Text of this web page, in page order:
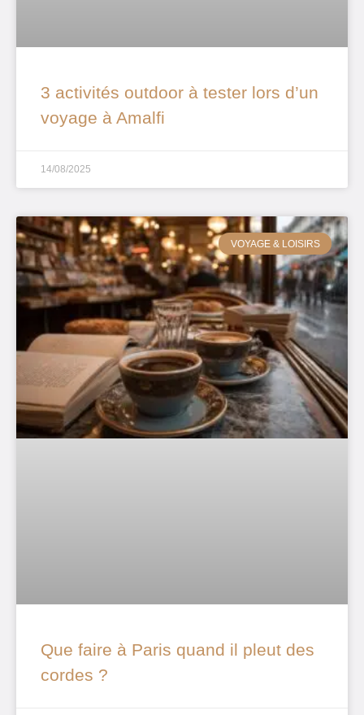
3 activités outdoor à tester lors d’un
voyage à Amalfi
14/08/2025
VOYAGE & LOISIRS
Que faire à Paris quand il pleut des
cordes ?